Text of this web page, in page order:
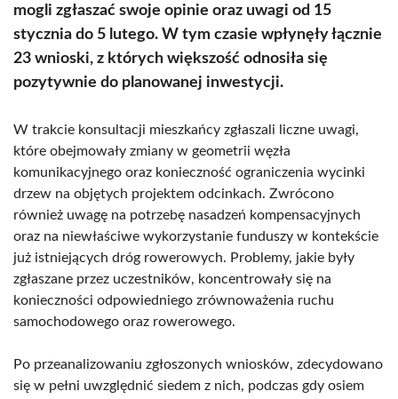
mogli zgłaszać swoje opinie oraz uwagi od 15
stycznia do 5 lutego. W tym czasie wpłynęły łącznie
23 wnioski, z których większość odnosiła się
pozytywnie do planowanej inwestycji.
W trakcie konsultacji mieszkańcy zgłaszali liczne uwagi,
które obejmowały zmiany w geometrii węzła
komunikacyjnego oraz konieczność ograniczenia wycinki
drzew na objętych projektem odcinkach. Zwrócono
również uwagę na potrzebę nasadzeń kompensacyjnych
oraz na niewłaściwe wykorzystanie funduszy w kontekście
już istniejących dróg rowerowych. Problemy, jakie były
zgłaszane przez uczestników, koncentrowały się na
konieczności odpowiedniego zrównoważenia ruchu
samochodowego oraz rowerowego.
Po przeanalizowaniu zgłoszonych wniosków, zdecydowano
się w pełni uwzględnić siedem z nich, podczas gdy osiem